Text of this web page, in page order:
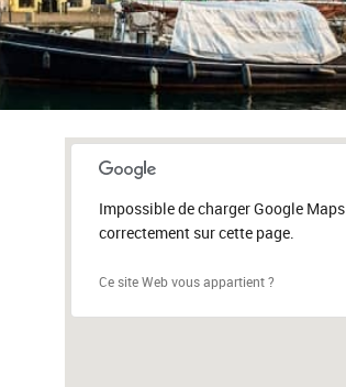
Impossible de charger Google Maps
correctement sur cette page.
Ce site Web vous appartient ?